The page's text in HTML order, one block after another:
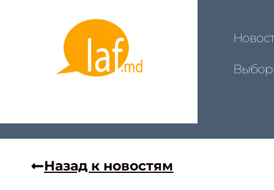
Назад к новостям